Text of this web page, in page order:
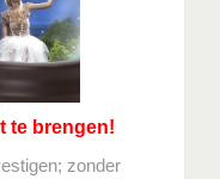
te brengen!
zonder